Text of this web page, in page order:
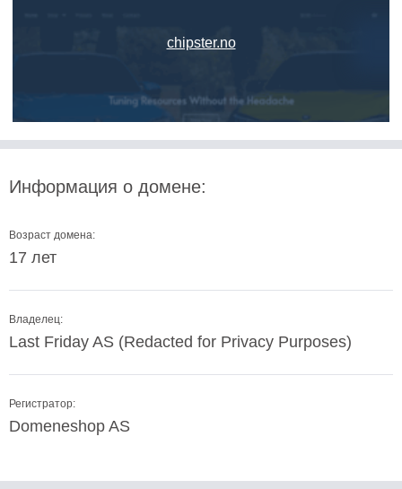
chipster.no
Информация о домене:
Возраст домена:
17 лет
Владелец:
Last Friday AS (Redacted for Privacy Purposes)
Регистратор:
Domeneshop AS